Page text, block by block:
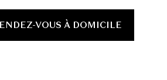
VOUS À DOMICILE